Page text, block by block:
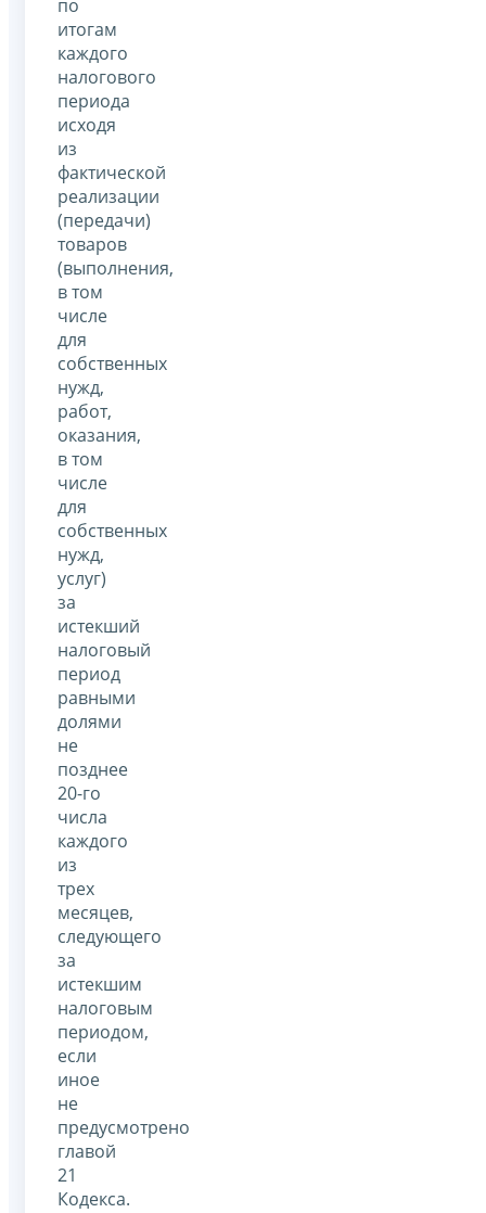
по
итогам
каждого
налогового
периода
исходя
из
фактической
реализации
(передачи)
товаров
(выполнения,
в том
числе
для
собственных
нужд,
работ,
оказания,
в том
числе
для
собственных
нужд,
услуг)
за
истекший
налоговый
период
равными
долями
не
позднее
20-го
числа
каждого
из
трех
месяцев,
следующего
за
истекшим
налоговым
периодом,
если
иное
не
предусмотрено
главой
21
Кодекса.